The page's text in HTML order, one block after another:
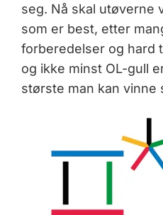
seg. Nå skal utøverne
som er best, etter
forberedelser og hard
og ikke minst OL-gull
største man kan vinne